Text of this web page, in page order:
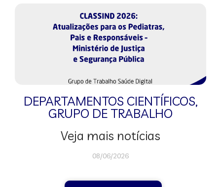
DEPARTAMENTOS CIENTÍFICOS,
GRUPO DE TRABALHO
Veja mais notícias
08/06/2026